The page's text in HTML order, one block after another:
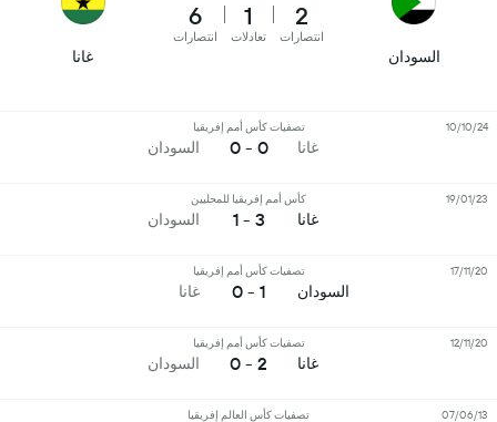
السودان
2
انتصارات
1
تعادلات
6
انتصارات
غانا
غانا
تصفيات كأس أمم إفريقيا
0 - 0 السودان
10/10/24
غانا
كأس أمم إفريقيا للمحليين
3 - 1 السودان
19/01/23
السودان
تصفيات كأس أمم إفريقيا
1 - 0 غانا
17/11/20
غانا
تصفيات كأس أمم إفريقيا
2 - 0 السودان
12/11/20
تصفيات كأس العالم إفريقيا 07/06/13